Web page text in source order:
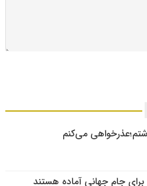
می‌کنم
برای جام جهانی آماده هستند